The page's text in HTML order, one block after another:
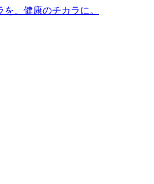
を、健康のチカラに。